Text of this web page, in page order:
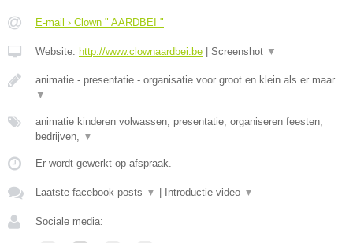
E-mail › Clown " AARDBEI "
Website: http://www.clownaardbei.be | Screenshot ▼
animatie - presentatie - organisatie voor groot en klein als er maar
▼
animatie kinderen volwassen, presentatie, organiseren feesten,
bedrijven,
▼
Er wordt gewerkt op afspraak.
Laatste facebook posts ▼ | Introductie video ▼
Sociale media: